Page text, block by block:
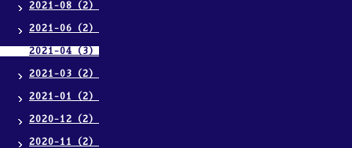
2021-08（2）
2021-06（2）
2021-04（3）
2021-03（2）
2021-01（2）
2020-12（2）
2020-11（2）